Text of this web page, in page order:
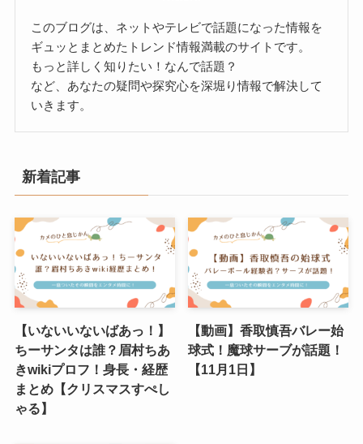
このブログは、ネットやテレビで話題になった情報を
ギュッとまとめたトレンド情報満載のサイトです。
もっと詳しく知りたい！なんで話題？
など、あなたの疑問や探究心を深堀り情報で解決して
いきます。
新着記事
【いないいないばあっ！】
ちーサンタは誰？眉村ちあ
きwikiプロフ！身長・経歴
まとめ【クリスマスすぺし
ゃる】
【動画】香取慎吾バレー始
球式！魔球サーブが話題！
【11月1日】